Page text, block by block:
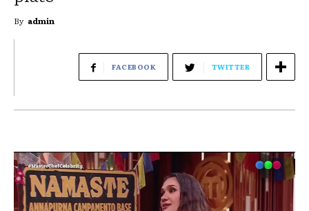
By admin
FACEBOOK TWITTER